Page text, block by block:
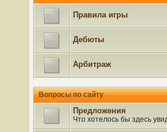
Правила игры
Дебюты
Арбитраж
Вопросы по сайту
Предложения
Что хотелось бы здесь